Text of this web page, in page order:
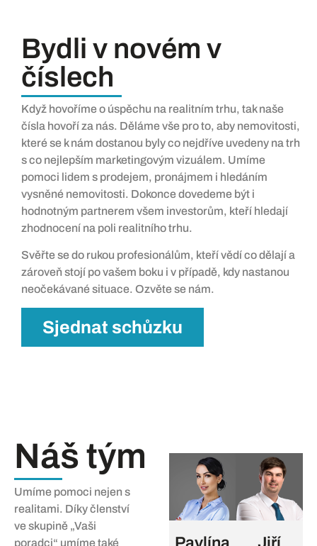
Bydli v novém v
číslech
Když hovoříme o úspěchu na realitním trhu, tak naše
čísla hovoří za nás. Děláme vše pro to, aby nemovitosti,
které se k nám dostanou byly co nejdříve uvedeny na trh
s co nejlepším marketingovým vizuálem. Umíme
pomoci lidem s prodejem, pronájmem i hledáním
vysněné nemovitosti. Dokonce dovedeme být i
hodnotným partnerem všem investorům, kteří hledají
zhodnocení na poli realitního trhu.
Svěřte se do rukou profesionálům, kteří vědí co dělají a
zároveň stojí po vašem boku i v případě, kdy nastanou
neočekávané situace. Ozvěte se nám.
Sjednat schůzku
Náš tým
Umíme pomoci nejen s
realitami. Díky členství
ve skupině „Vaši
poradci“ umíme také